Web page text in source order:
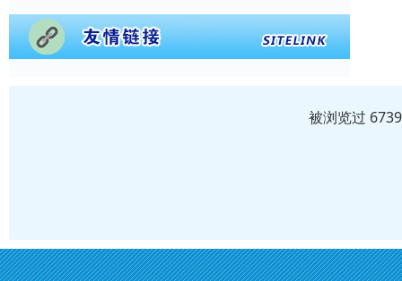
被浏览过